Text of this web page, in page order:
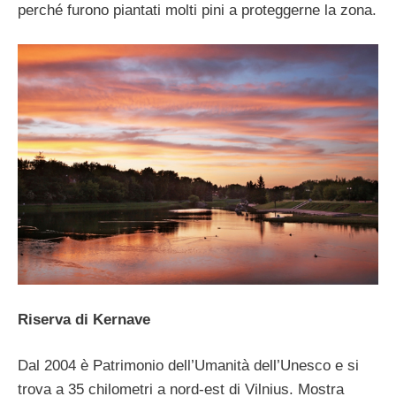
perché furono piantati molti pini a proteggerne la zona.
Riserva di Kernave
Dal 2004 è Patrimonio dell’Umanità dell’Unesco e si
trova a 35 chilometri a nord-est di Vilnius. Mostra